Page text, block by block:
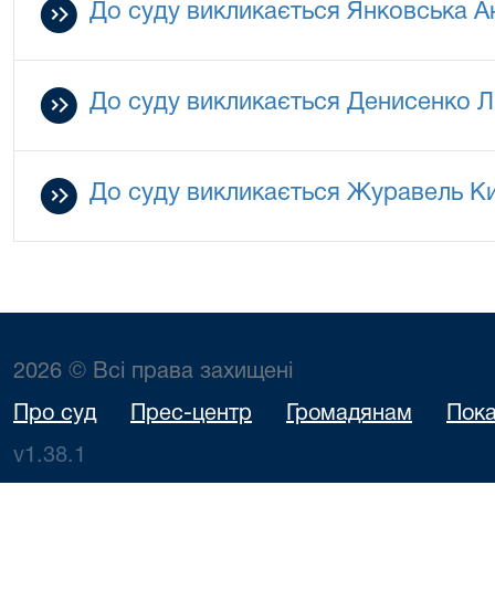
До суду викликається Янковська
До суду викликається Денисенко
До суду викликається Журавель
2026 © Всі права захищені
Про суд Прес-центр Громадянам
v1.38.1